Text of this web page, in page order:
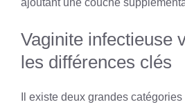
ajoutant une couche
Vaginite infectieuse
les différences clés
Il existe deux grandes